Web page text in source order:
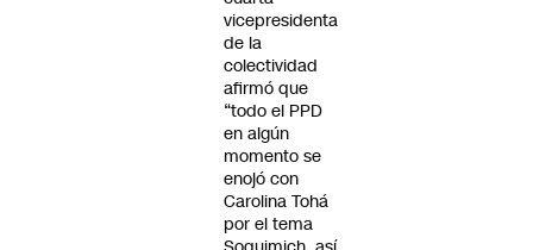
vicepresidenta
de la
colectividad
afirmó que
“todo el PPD
en algún
momento se
enojó con
Carolina Tohá
por el tema